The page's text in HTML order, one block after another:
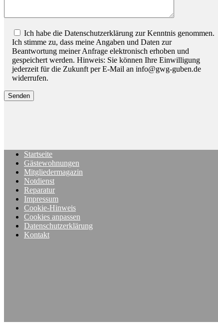
Bitte lassen Sie dieses Feld leer.
Ich habe die Datenschutzerklärung zur Kenntnis genommen.
Ich stimme zu, dass meine Angaben und Daten zur
Beantwortung meiner Anfrage elektronisch erhoben und
gespeichert werden. Hinweis: Sie können Ihre Einwilligung
jederzeit für die Zukunft per E-Mail an info@gwg-guben.de
widerrufen.
Startseite
Gästewohnungen
Mitgliedermagazin
Notdienst
Reparatur
Impressum
Cookie-Hinweis
Cookies anpassen
Datenschutzerklärung
Kontakt